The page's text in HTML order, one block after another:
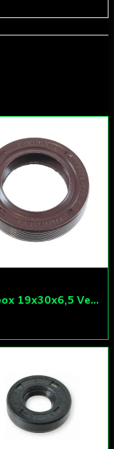
Packbox 19x30x6,5 Vevparti Vä Aprilia/Derbi/Gilera (original)